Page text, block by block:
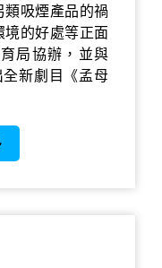
吸煙產品的禍
境的好處等正面
局協辦，並與
新劇目《孟母